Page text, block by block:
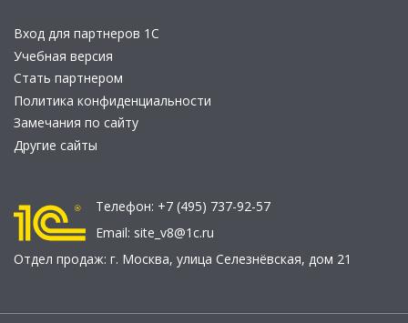
Вход для партнеров 1С
Учебная версия
Стать партнером
Политика конфиденциальности
Замечания по сайту
Другие сайты
Телефон: +7 (495) 737-92-57
Email: site_v8@1c.ru
Отдел продаж: г. Москва, улица Селезнёвская, дом 21